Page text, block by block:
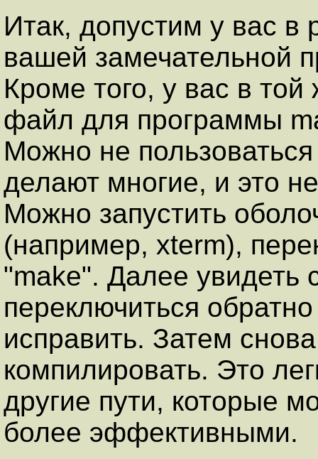
Итак, допустим у вас в
вашей замечательной
Кроме того, у вас в
файл для программы
Можно не
делают многие, и это
Можно запустить
(например, xterm),
"make". Далее увидеть
переключиться
исправить. Затем
компилировать. Это
другие пути, которые
более эффективными.